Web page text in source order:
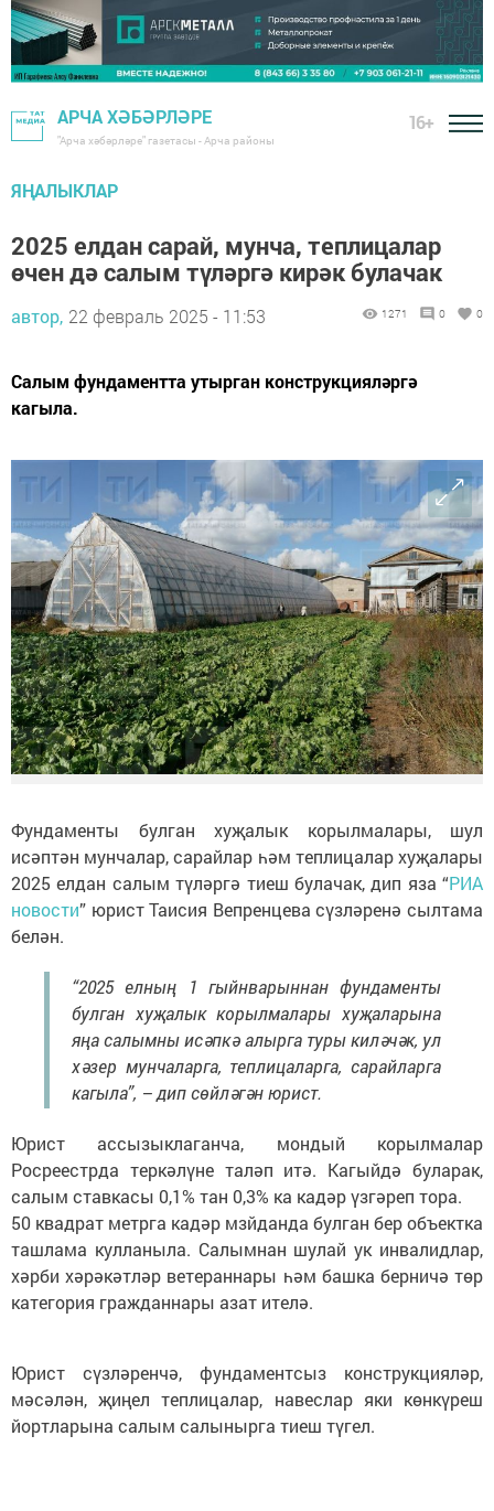
АРЧА ХӘБӘРЛӘРЕ
"Арча хәбәрләре" газетасы - Арча районы
16+
ЯҢАЛЫКЛАР
2025 елдан сарай, мунча, теплицалар
өчен дә салым түләргә кирәк булачак
автор, 22 февраль 2025 - 11:53 1271 0 0
Салым фундаментта утырган конструкцияләргә
кагыла.
Фундаменты булган хуҗалык корылмалары, шул
исәптән мунчалар, сарайлар һәм теплицалар хуҗалары
2025 елдан салым түләргә тиеш булачак, дип яза “РИА
новости” юрист Таисия Вепренцева сүзләренә сылтама
белән.
“2025 елның 1 гыйнварыннан фундаменты
булган хуҗалык корылмалары хуҗаларына
яңа салымны исәпкә алырга туры киләчәк, ул
хәзер мунчаларга, теплицаларга, сарайларга
кагыла”, – дип сөйләгән юрист.
Юрист ассызыклаганча, мондый корылмалар
Росреестрда теркәлүне таләп итә. Кагыйдә буларак,
салым ставкасы 0,1% тан 0,3% ка кадәр үзгәреп тора.
50 квадрат метрга кадәр мзйданда булган бер объектка
ташлама кулланыла. Салымнан шулай ук инвалидлар,
хәрби хәрәкәтләр ветераннары һәм башка берничә төр
категория гражданнары азат ителә.
Юрист сүзләренчә, фундаментсыз конструкцияләр,
мәсәлән, җиңел теплицалар, навеслар яки көнкүреш
йортларына салым салынырга тиеш түгел.